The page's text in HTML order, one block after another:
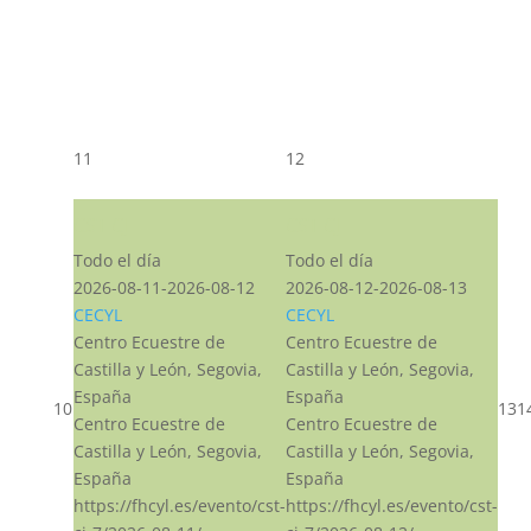
10
11
Todo el día
2026-08-11-2026-08-12
CECYL
Centro Ecuestre de
Castilla y León, Segovia,
España
Centro Ecuestre de
Castilla y León, Segovia,
España
https://fhcyl.es/evento/cst-
12
Todo el día
2026-08-12-2026-08-13
CECYL
Centro Ecuestre de
Castilla y León, Segovia,
España
Centro Ecuestre de
Castilla y León, Segovia,
España
https://fhcyl.es/evento/cst-
13